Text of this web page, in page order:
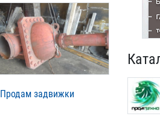
Продам задвижки